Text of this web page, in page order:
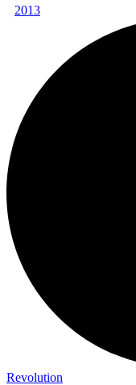
2013
Revolution